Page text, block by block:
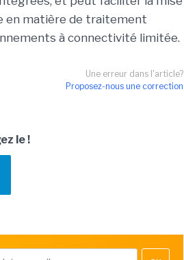
en matière de traitement
nnements à connectivité limitée.
Une erreur dans l'article?
Proposez-nous une correction
le !